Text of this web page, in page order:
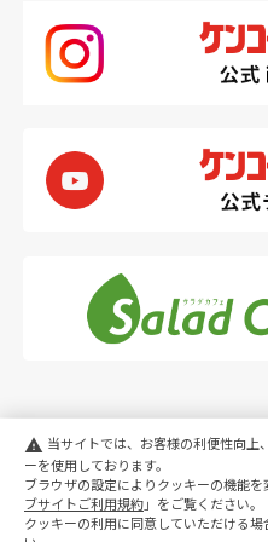
PC
warning 当サイトでは、お客様の利便性向上
ーを使用しております。
ブラウザの設定によりクッキーの機能
ブサイトご利用規約」をご覧ください。
クッキーの利用に同意していただける